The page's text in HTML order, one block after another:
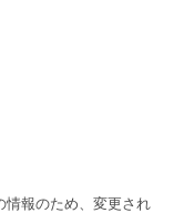
報のため、変更され